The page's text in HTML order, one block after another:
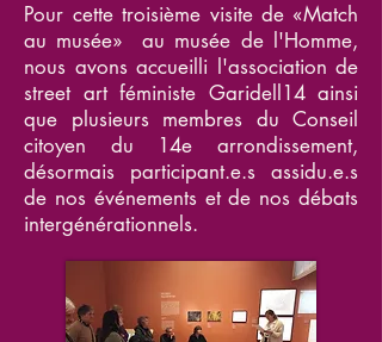
Pour cette troisième visite de «Match
au musée» au musée de l'Homme,
nous avons accueilli l'association de
street art féministe Garidell14 ainsi
que plusieurs membres du Conseil
citoyen du 14e arrondissement,
désormais participant.e.s assidu.e.s
de nos événements et de nos débats
intergénérationnels.